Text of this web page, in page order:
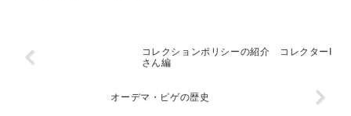
受けます。 オメガのセ...コレクションポリシーの紹介 コレクターI
さん編
オーデマ・ピゲの歴史